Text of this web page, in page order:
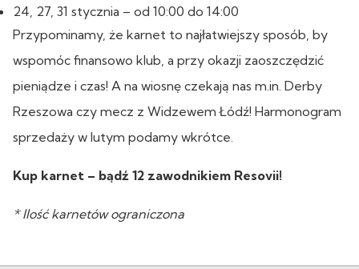
24, 27, 31 stycznia – od 10:00 do 14:00
Przypominamy, że karnet to najłatwiejszy sposób, by
wspomóc finansowo klub, a przy okazji zaoszczędzić
pieniądze i czas! A na wiosnę czekają nas m.in. Derby
Rzeszowa czy mecz z Widzewem Łódź! Harmonogram
sprzedaży w lutym podamy wkrótce.
Kup karnet – bądź 12 zawodnikiem Resovii!
* Ilość karnetów ograniczona